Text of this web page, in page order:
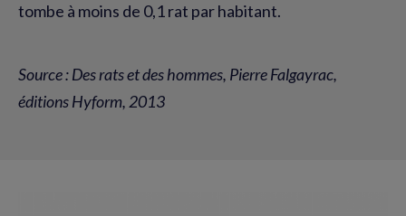
tombe à moins de 0,1 rat par habitant.
Source : Des rats et des hommes, Pierre Falgayrac,
éditions Hyform, 2013